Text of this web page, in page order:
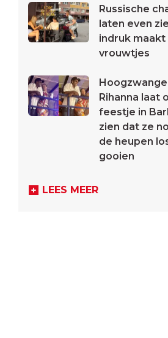
Russische
laten even
indruk maakt
vrouwtjes
Rihanna laat
feestje in
zien dat ze
de heupen
gooien
LEES MEER